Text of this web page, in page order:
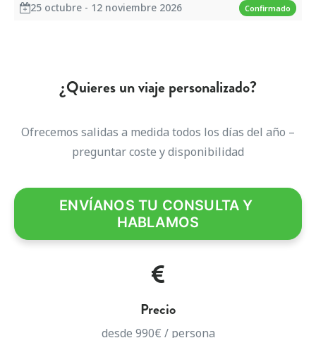
25 octubre - 12 noviembre 2026 Confirmado
¿Quieres un viaje personalizado?
Ofrecemos salidas a medida todos los días del año –
preguntar coste y disponibilidad
ENVÍANOS TU CONSULTA Y
HABLAMOS
Precio
desde 990€ / persona